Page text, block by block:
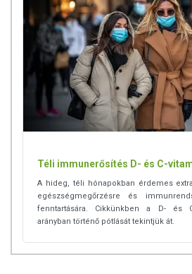
Téli immunerősítés D- és C-
A hideg, téli hónapokban érdemes
egészségmegőrzésre és
fenntartására. Cikkünkben a D- és
arányban történő pótlását tekintjük át.